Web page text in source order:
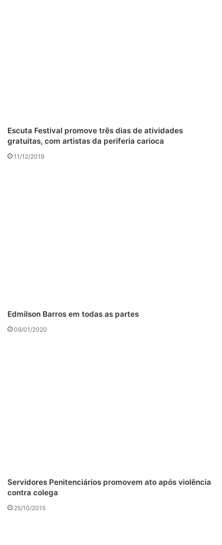
Escuta Festival promove três dias de atividades
gratuitas, com artistas da periferia carioca
11/12/2019
Edmilson Barros em todas as partes
09/01/2020
Servidores Penitenciários promovem ato após violência
contra colega
25/10/2015